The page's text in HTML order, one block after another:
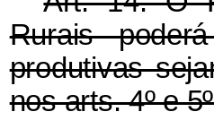
Rurais
produtivas
nos arts. 4º e